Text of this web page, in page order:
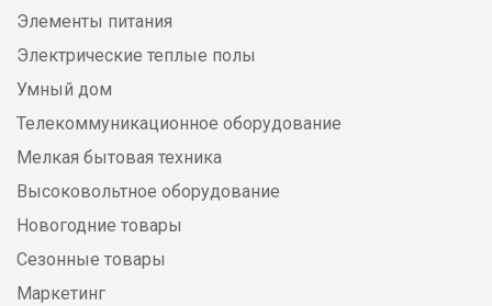
Элементы питания
Электрические теплые полы
Умный дом
Телекоммуникационное оборудование
Мелкая бытовая техника
Высоковольтное оборудование
Новогодние товары
Сезонные товары
Маркетинг